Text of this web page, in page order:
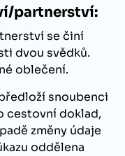
partnerství:
se činí
dvou svědků.
oblečení.
snoubenci
cestovní doklad,
změny údaje
oddělena